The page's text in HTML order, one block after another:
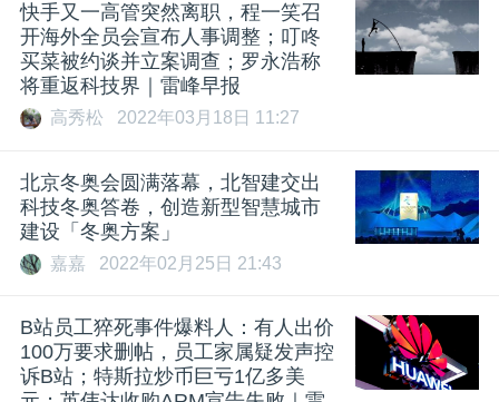
快手又一高管突然离职，程一笑召
开海外全员会宣布人事调整；叮咚
买菜被约谈并立案调查；罗永浩称
将重返科技界｜雷峰早报
高秀松 2022年03月18日 11:27
北京冬奥会圆满落幕，北智建交出
科技冬奥答卷，创造新型智慧城市
建设「冬奥方案」
嘉嘉 2022年02月25日 21:43
B站员工猝死事件爆料人：有人出价
100万要求删帖，员工家属疑发声控
诉B站；特斯拉炒币巨亏1亿多美